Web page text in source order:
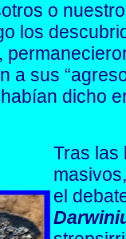
o
los
a sus
dicho
Tras las
el